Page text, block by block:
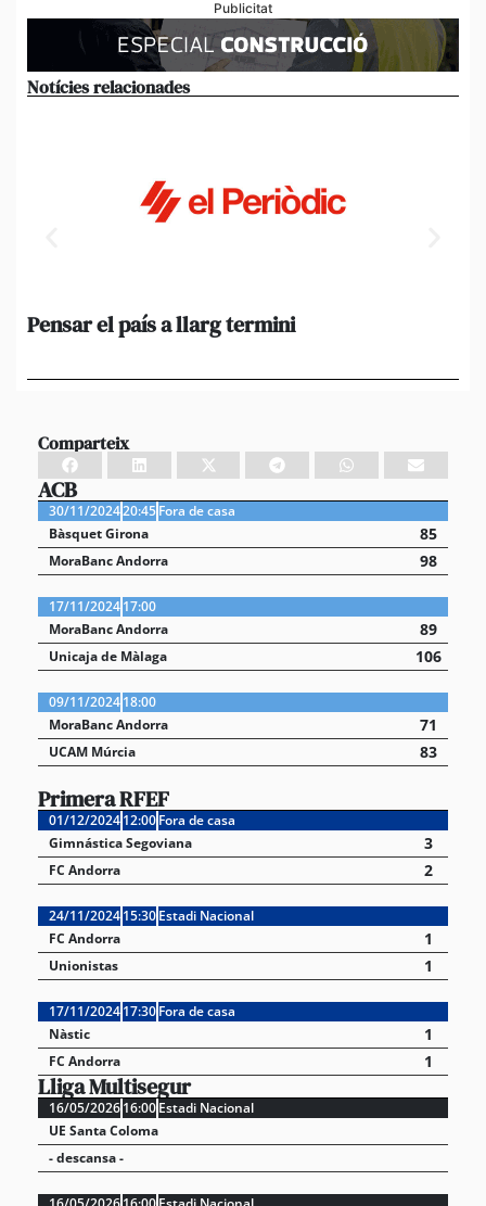
Publicitat
Notícies relacionades
Pensar el país a llarg termini
Comparteix
ACB
30/11/202420:45Fora de casa
Bàsquet Girona
85
MoraBanc Andorra 98
17/11/202417:00
MoraBanc Andorra
89
Unicaja de Màlaga 106
09/11/202418:00
MoraBanc Andorra
71
UCAM Múrcia 83
Primera RFEF
01/12/202412:00Fora de casa
Gimnástica Segoviana
3
FC Andorra 2
24/11/202415:30Estadi Nacional
FC Andorra
1
Unionistas 1
17/11/202417:30Fora de casa
Nàstic
1
FC Andorra 1
Lliga Multisegur
16/05/202616:00Estadi Nacional
UE Santa Coloma
- descansa -